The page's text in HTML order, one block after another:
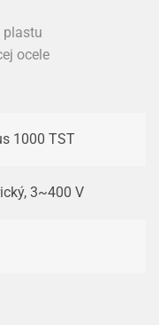
plastu
ocele
1000 TST
3~400 V